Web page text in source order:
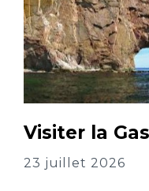
Visiter la
23 juillet 2026